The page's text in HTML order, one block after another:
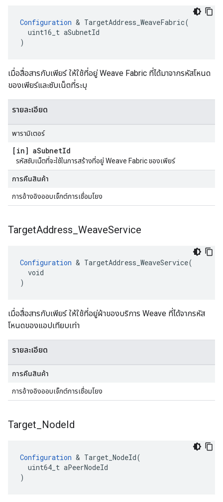
Configuration & TargetAddress_WeaveFabric(
  uint16_t aSubnetId
)
เมื่อสื่อสารกับเพียร์ ให้ใช้ที่อยู่ Weave Fabric ที่ได้มาจากรหัสโหนด
ของเพียร์และซับเน็ตที่ระบุ
รายละเอียด
พารามิเตอร์
[in] aSubnetId
รหัสซับเน็ตที่จะใช้ในการสร้างที่อยู่ Weave Fabric ของเพียร์
การคืนสินค้า
การอ้างอิงออบเจ็กต์การเชื่อมโยง
TargetAddress WeaveService
Configuration & TargetAddress_WeaveService(
  void
)
เมื่อสื่อสารกับเพียร์ ให้ใช้ที่อยู่ผ้าของบริการ Weave ที่ได้จากรหัส
โหนดของแอปเทียบเท่า
รายละเอียด
การคืนสินค้า
การอ้างอิงออบเจ็กต์การเชื่อมโยง
Target NodeId
Configuration & Target_NodeId(
  uint64_t aPeerNodeId
)